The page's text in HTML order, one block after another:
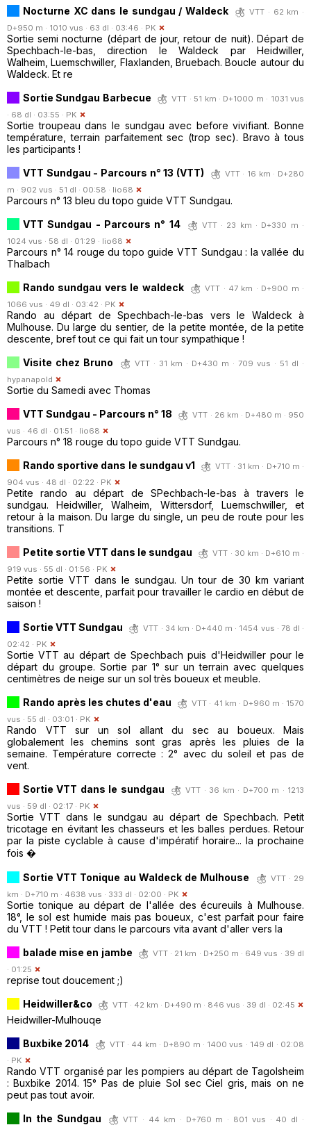
Nocturne XC dans le sundgau / Waldeck
VTT · 62 km ·
D+950 m · 1010 vus · 63 dl · 03:46 · PK
Sortie semi nocturne (départ de jour, retour de nuit). Départ de
Spechbach-le-bas, direction le Waldeck par Heidwiller,
Walheim, Luemschwiller, Flaxlanden, Bruebach. Boucle autour du
Waldeck. Et re
Sortie Sundgau Barbecue
VTT · 51 km · D+1000 m · 1031 vus
· 68 dl · 03:55 · PK
Sortie troupeau dans le sundgau avec before vivifiant. Bonne
température, terrain parfaitement sec (trop sec). Bravo à tous
les participants !
VTT Sundgau - Parcours n° 13 (VTT)
VTT · 16 km · D+280
m · 902 vus · 51 dl · 00:58 · lio68
Parcours n° 13 bleu du topo guide VTT Sundgau.
VTT Sundgau - Parcours n° 14
VTT · 23 km · D+330 m ·
1024 vus · 58 dl · 01:29 · lio68
Parcours n° 14 rouge du topo guide VTT Sundgau : la vallée du
Thalbach
Rando sundgau vers le waldeck
VTT · 47 km · D+900 m ·
1066 vus · 49 dl · 03:42 · PK
Rando au départ de Spechbach-le-bas vers le Waldeck à
Mulhouse. Du large du sentier, de la petite montée, de la petite
descente, bref tout ce qui fait un tour sympathique !
Visite chez Bruno
VTT · 31 km · D+430 m · 709 vus · 51 dl ·
hypanapold
Sortie du Samedi avec Thomas
VTT Sundgau - Parcours n° 18
VTT · 26 km · D+480 m · 950
vus · 46 dl · 01:51 · lio68
Parcours n° 18 rouge du topo guide VTT Sundgau.
Rando sportive dans le sundgau v1
VTT · 31 km · D+710 m ·
904 vus · 48 dl · 02:22 · PK
Petite rando au départ de SPechbach-le-bas à travers le
sundgau. Heidwiller, Walheim, Wittersdorf, Luemschwiller, et
retour à la maison. Du large du single, un peu de route pour les
transitions. T
Petite sortie VTT dans le sundgau
VTT · 30 km · D+610 m ·
919 vus · 55 dl · 01:56 · PK
Petite sortie VTT dans le sundgau. Un tour de 30 km variant
montée et descente, parfait pour travailler le cardio en début de
saison !
Sortie VTT Sundgau
VTT · 34 km · D+440 m · 1454 vus · 78 dl ·
02:42 · PK
Sortie VTT au départ de Spechbach puis d'Heidwiller pour le
départ du groupe. Sortie par 1° sur un terrain avec quelques
centimètres de neige sur un sol très boueux et meuble.
Rando après les chutes d'eau
VTT · 41 km · D+960 m · 1570
vus · 55 dl · 03:01 · PK
Rando VTT sur un sol allant du sec au boueux. Mais
globalement les chemins sont gras après les pluies de la
semaine. Température correcte : 2° avec du soleil et pas de
vent.
Sortie VTT dans le sundgau
VTT · 36 km · D+700 m · 1213
vus · 59 dl · 02:17 · PK
Sortie VTT dans le sundgau au départ de Spechbach. Petit
tricotage en évitant les chasseurs et les balles perdues. Retour
par la piste cyclable à cause d'impératif horaire... la prochaine
fois �
Sortie VTT Tonique au Waldeck de Mulhouse
VTT · 29
km · D+710 m · 4638 vus · 333 dl · 02:00 · PK
Sortie tonique au départ de l'allée des écureuils à Mulhouse.
18°, le sol est humide mais pas boueux, c'est parfait pour faire
du VTT ! Petit tour dans le parcours vita avant d'aller vers la
balade mise en jambe
VTT · 21 km · D+250 m · 649 vus · 39 dl
· 01:25
reprise tout doucement ;)
Heidwiller&co
VTT · 42 km · D+490 m · 846 vus · 39 dl · 02:45
Heidwiller-Mulhouqe
Buxbike 2014
VTT · 44 km · D+890 m · 1400 vus · 149 dl · 02:08
· PK
Rando VTT organisé par les pompiers au départ de Tagolsheim
: Buxbike 2014. 15° Pas de pluie Sol sec Ciel gris, mais on ne
peut pas tout avoir.
In the Sundgau
VTT · 44 km · D+760 m · 801 vus · 40 dl ·